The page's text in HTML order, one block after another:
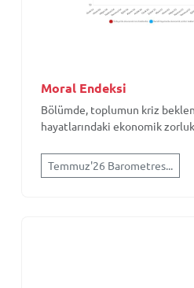
Moral Endeksi
Bölümde, toplumun kriz
hayatlarındaki ekonomik
Temmuz'26 Barometres...